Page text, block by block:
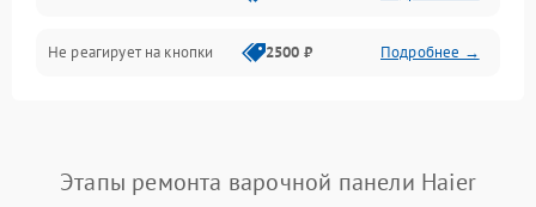
Не реагирует на кнопки 2500 ₽ Подробнее →
Этапы ремонта варочной панели Haier